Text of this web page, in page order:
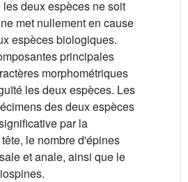
deux espèces ne soit
met nullement en cause
espèces biologiques.
principales
morphométriques
les deux espèces. Les
des deux espèces
par la
le nombre d'épines
et anale, ainsi que le